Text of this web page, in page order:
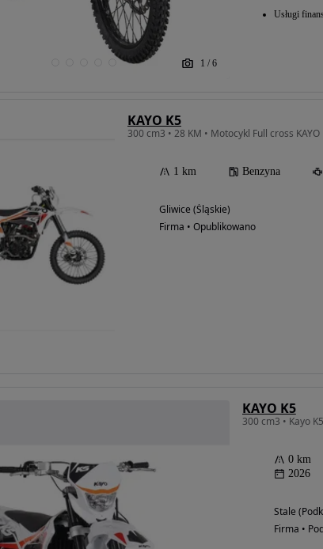
1 / 6
Usługi
KAYO K5
300 cm3 • 28 KM • Motocykl Full cross
1 km Benzyna
Gliwice (Śląskie)
Firma • Opublikowano
KAYO K5
300 cm3 • Kayo
0 km
2026
Stale
Firma •